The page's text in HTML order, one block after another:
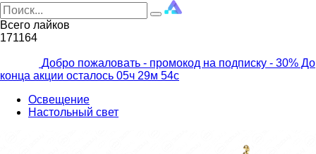
Всего лайков
171164
Добро пожаловать - промокод на подписку - 30% До
конца акции осталось 05ч 29м 53с
Освещение
Настольный свет